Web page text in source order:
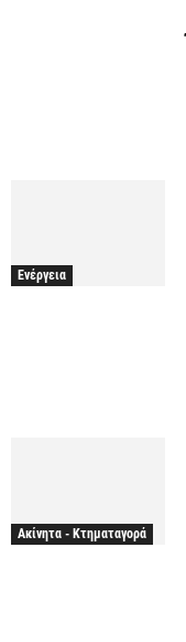
Ενέργεια
Ακίνητα - Κτηματαγορά